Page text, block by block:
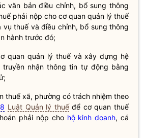
văn bản điều chỉnh, bổ sung thông
phải nộp cho cơ quan quản lý thuế
vụ thuế và điều chỉnh, bổ sung thông
hành trước đó;
quan quản lý thuế và xây dựng hệ
nhận thông tin tự động bằng
thuế xã, phường có trách nhiệm theo
Luật Quản lý thuếđể cơ quan thuế
phải nộp cho hộ kinh doanh, cá